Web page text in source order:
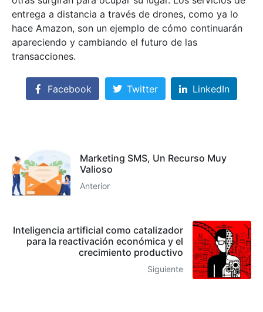
entrega a distancia a través de drones, como ya lo
hace Amazon, son un ejemplo de cómo continuarán
apareciendo y cambiando el futuro de las
transacciones.
Facebook Twitter LinkedIn
Marketing SMS, Un Recurso Muy
Valioso
Anterior
Inteligencia artificial como catalizador
para la reactivación económica y el
crecimiento productivo
Siguiente